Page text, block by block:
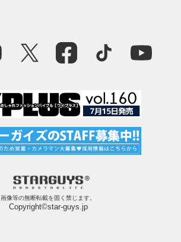
画像等の無断転載を固く禁じます。
Copyright©star-guys.jp